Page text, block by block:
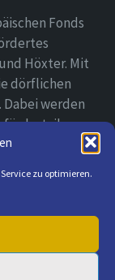
zu optimieren.
Fonds
Höxter. Mit
dörflichen
werden
ihre
Erprobung